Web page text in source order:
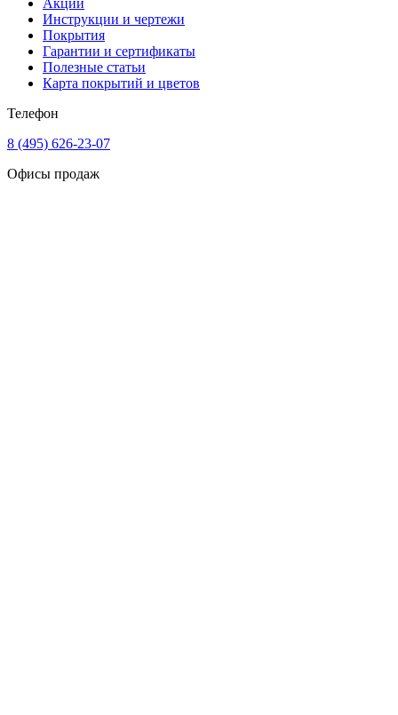
Акции
Инструкции и чертежи
Покрытия
Гарантии и сертификаты
Полезные статьи
Карта покрытий и цветов
Телефон
8 (495) 626-23-07
Офисы продаж